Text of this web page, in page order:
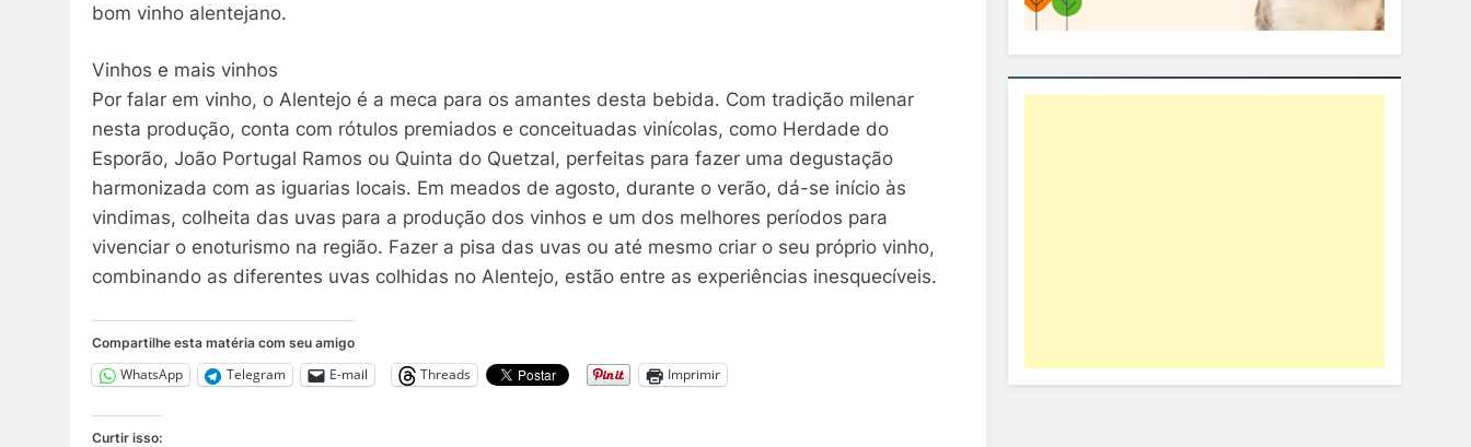
bom vinho alentejano.
Vinhos e mais vinhos
Por falar em vinho, o Alentejo é a meca para os amantes desta bebida. Com tradição milenar
nesta produção, conta com rótulos premiados e conceituadas vinícolas, como Herdade do
Esporão, João Portugal Ramos ou Quinta do Quetzal, perfeitas para fazer uma degustação
harmonizada com as iguarias locais. Em meados de agosto, durante o verão, dá-se início às
vindimas, colheita das uvas para a produção dos vinhos e um dos melhores períodos para
vivenciar o enoturismo na região. Fazer a pisa das uvas ou até mesmo criar o seu próprio vinho,
combinando as diferentes uvas colhidas no Alentejo, estão entre as experiências inesquecíveis.
Compartilhe esta matéria com seu amigo
WhatsApp Telegram E-mail Threads Imprimir
Curtir isso: